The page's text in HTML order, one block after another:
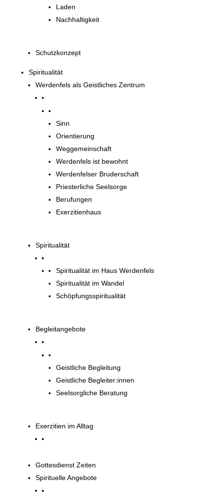
Laden
Nachhaltigkeit
Schutzkonzept
Spiritualität
Werdenfels als Geistliches Zentrum
Sinn
Orientierung
Weggemeinschaft
Werdenfels ist bewohnt
Werdenfelser Bruderschaft
Priesterliche Seelsorge
Berufungen
Exerzitienhaus
Spiritualität
Spiritualität im Haus Werdenfels
Spiritualität im Wandel
Schöpfungsspiritualität
Begleitangebote
Geistliche Begleitung
Geistliche Begleiter:innen
Seelsorgliche Beratung
Exerzitien im Alltag
Gottesdienst Zeiten
Spirituelle Angebote